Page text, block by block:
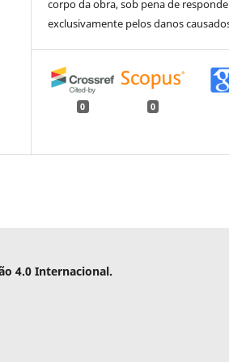
corpo da obra, sob pena de
exclusivamente pelos danos
0 0
4.0 Internacional.